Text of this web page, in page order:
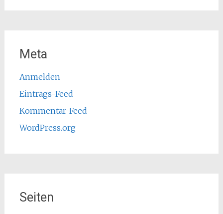
Meta
Anmelden
Eintrags-Feed
Kommentar-Feed
WordPress.org
Seiten